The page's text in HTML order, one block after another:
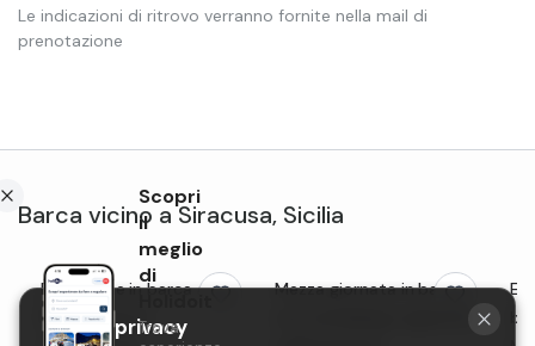
Le indicazioni di ritrovo verranno fornite nella mail di
prenotazione
Barca vicino aSiracusa, Sicilia
Escursione in barca a
Marzamemi in
Mezza giornata in barca
Scopri
il
meglio
di
Trova
La tua privacy